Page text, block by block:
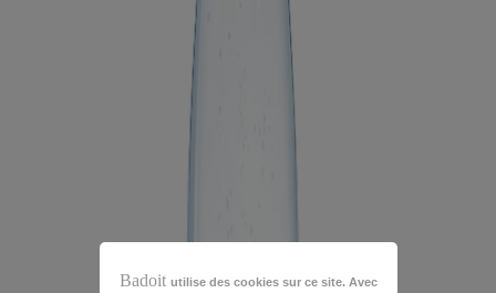
Badoit utilise des cookies sur ce site. Avec